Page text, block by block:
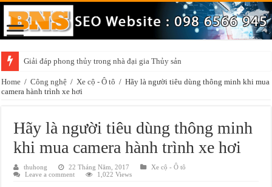
Giải đáp phong thủy trong nhà đại gia Thủy sản
Home / Công nghệ / Xe cộ - Ô tô / Hãy là người tiêu dùng thông minh khi mua
camera hành trình xe hơi
Hãy là người tiêu dùng thông minh
khi mua camera hành trình xe hơi
thuhong 22 Tháng Năm, 2017
Xe cộ - Ô tô
Leave a comment
1,022 Views